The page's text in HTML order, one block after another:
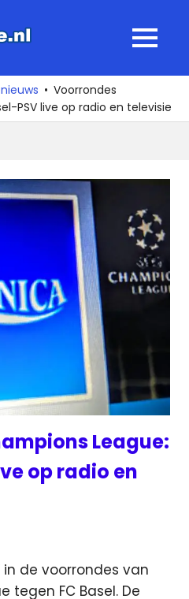
MENU
Voorrondes
PSV live op radio en televisie
League:
op radio en
in de voorrondes van
tegen FC Basel. De